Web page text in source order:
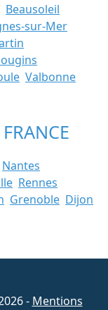
Beausoleil
sur-Mer
Valbonne
Nantes
Rennes
Grenoble Dijon
- Mentions